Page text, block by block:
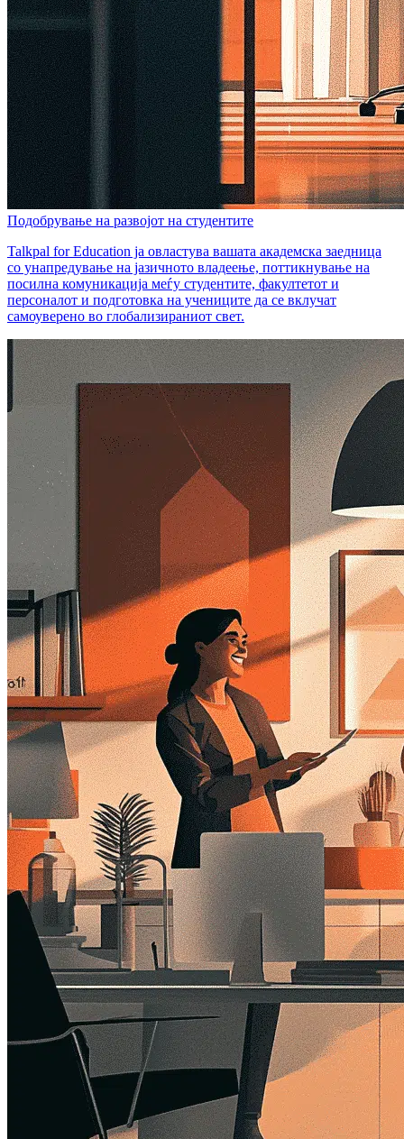
Подобрување на развојот на студентите
Talkpal for Education ја овластува вашата академска заедница
со унапредување на јазичното владеење, поттикнување на
посилна комуникација меѓу студентите, факултетот и
персоналот и подготовка на учениците да се вклучат
самоуверено во глобализираниот свет.